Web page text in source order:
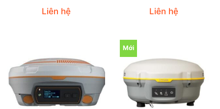
Liên hệ Liên hệ
Mới